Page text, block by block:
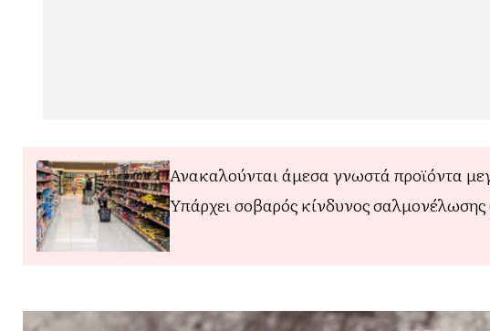
Ανακαλούνται άμεσα γνωστά προϊόντα
Υπάρχει σοβαρός κίνδυνος